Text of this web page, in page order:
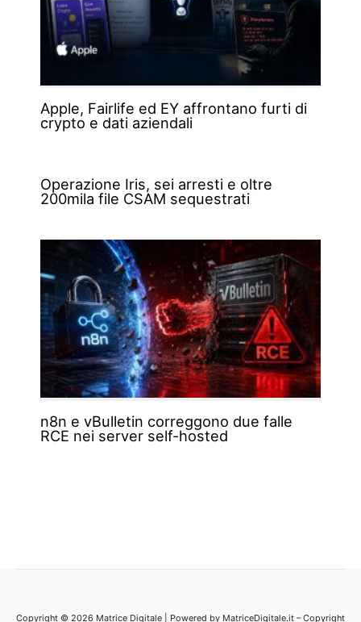
Apple, Fairlife ed EY affrontano furti di
crypto e dati aziendali
Operazione Iris, sei arresti e oltre
200mila file CSAM sequestrati
n8n e vBulletin correggono due falle
RCE nei server self-hosted
Copyright © 2026 Matrice Digitale | Powered by MatriceDigitale.it – Copyright